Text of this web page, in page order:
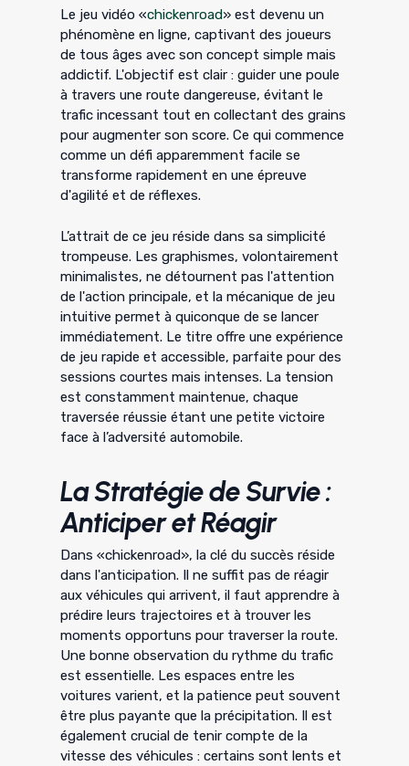
Le jeu vidéo «chickenroad» est devenu un
phénomène en ligne, captivant des joueurs
de tous âges avec son concept simple mais
addictif. L'objectif est clair : guider une poule
à travers une route dangereuse, évitant le
trafic incessant tout en collectant des grains
pour augmenter son score. Ce qui commence
comme un défi apparemment facile se
transforme rapidement en une épreuve
d'agilité et de réflexes.
L’attrait de ce jeu réside dans sa simplicité
trompeuse. Les graphismes, volontairement
minimalistes, ne détournent pas l'attention
de l'action principale, et la mécanique de jeu
intuitive permet à quiconque de se lancer
immédiatement. Le titre offre une expérience
de jeu rapide et accessible, parfaite pour des
sessions courtes mais intenses. La tension
est constamment maintenue, chaque
traversée réussie étant une petite victoire
face à l’adversité automobile.
La Stratégie de Survie :
Anticiper et Réagir
Dans «chickenroad», la clé du succès réside
dans l'anticipation. Il ne suffit pas de réagir
aux véhicules qui arrivent, il faut apprendre à
prédire leurs trajectoires et à trouver les
moments opportuns pour traverser la route.
Une bonne observation du rythme du trafic
est essentielle. Les espaces entre les
voitures varient, et la patience peut souvent
être plus payante que la précipitation. Il est
également crucial de tenir compte de la
vitesse des véhicules : certains sont lents et